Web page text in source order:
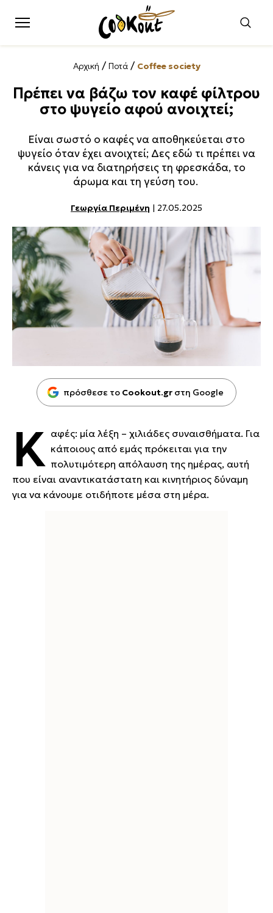
Αρχική / Ποτά/ Coffee society
Πρέπει να βάζω τον καφέ φίλτρου
στο ψυγείο αφού ανοιχτεί;
Είναι σωστό ο καφές να αποθηκεύεται στο
ψυγείο όταν έχει ανοιχτεί; Δες εδώ τι πρέπει να
κάνεις για να διατηρήσεις τη φρεσκάδα, το
άρωμα και τη γεύση του.
Γεωργία Περιμένη | 27.05.2025
πρόσθεσε το Cookout.gr στη Google
Κ αφές: μία λέξη – χιλιάδες συναισθήματα. Για
κάποιους από εμάς πρόκειται για την
πολυτιμότερη απόλαυση της ημέρας, αυτή
που είναι αναντικατάστατη και κινητήριος δύναμη
για να κάνουμε οτιδήποτε μέσα στη μέρα.